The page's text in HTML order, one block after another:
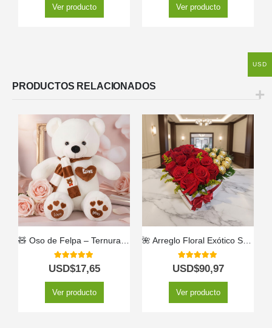
Ver producto Ver producto
PRODUCTOS RELACIONADOS
🧸 Oso de Felpa – Ternura Perfecta para Acompañar tu Regalo 💝
5.00out of 5
USD$17,65
Ver producto
🌺 Arreglo Floral Exótico Secreto – Belleza Única y Natural 🌿
5.00out of 5
USD$90,97
Ver producto
USD